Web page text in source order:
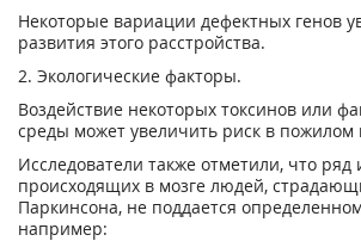
Некоторые вариации дефектных генов
развития этого расстройства.
2. Экологические факторы.
Воздействие некоторых токсинов или
среды может увеличить риск в пожилом
Исследователи также отметили, что
происходящих в мозге людей,
Паркинсона, не поддается
например: